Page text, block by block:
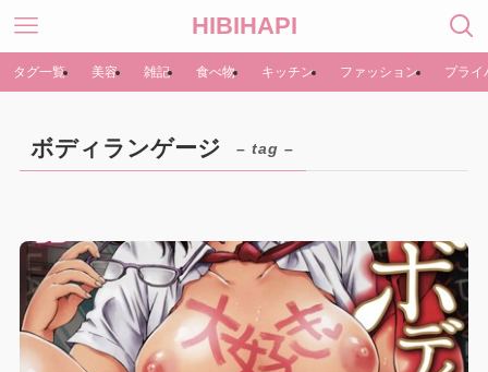
HIBIHAPI
タグ一覧 美容 雑記 食べ物 キッチン ファッション プライ
ボディランゲージ – tag –